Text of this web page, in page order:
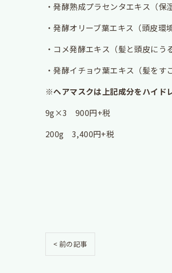
・発酵熟成プラセンタエキス（保
・発酵オリーブ葉エキス（頭皮環
・コメ発酵エキス（髪と頭皮にう
・発酵イチョウ葉エキス（髪をす
※ヘアマスクは上記成分をハイド
9g×3 900円+税
200g 3,400円+税
< 前の記事